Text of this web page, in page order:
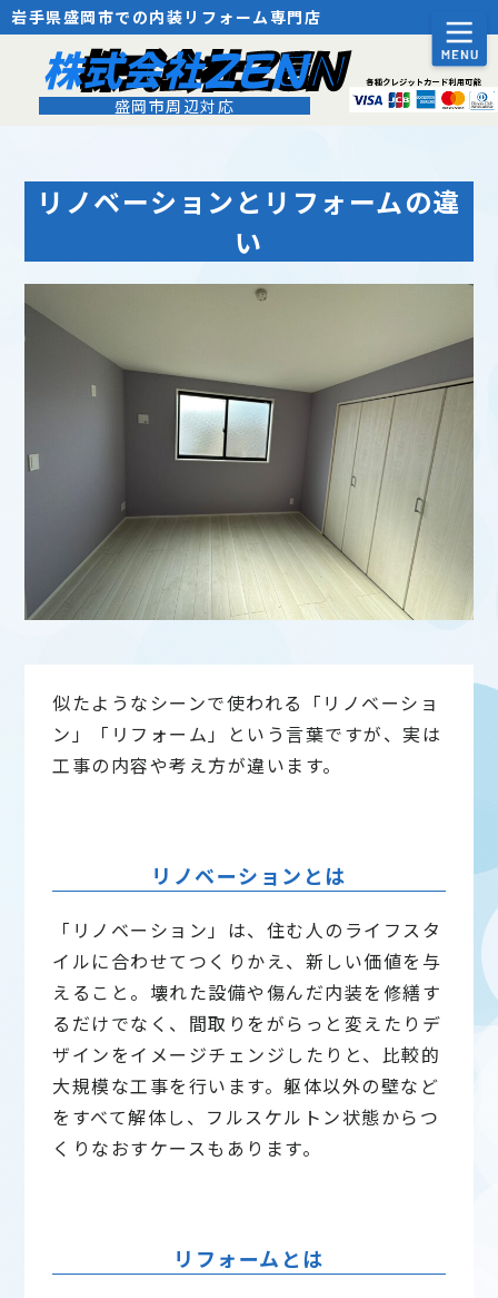
岩手県盛岡市での内装リフォーム専門店
株式会社ZEN
盛岡市周辺対応
リノベーションとリフォームの違
い
似たようなシーンで使われる「リノベーショ
ン」「リフォーム」という言葉ですが、実は
工事の内容や考え方が違います。
リノベーションとは
「リノベーション」は、住む人のライフスタ
イルに合わせてつくりかえ、新しい価値を与
えること。壊れた設備や傷んだ内装を修繕す
るだけでなく、間取りをがらっと変えたりデ
ザインをイメージチェンジしたりと、比較的
大規模な工事を行います。躯体以外の壁など
をすべて解体し、フルスケルトン状態からつ
くりなおすケースもあります。
リフォームとは